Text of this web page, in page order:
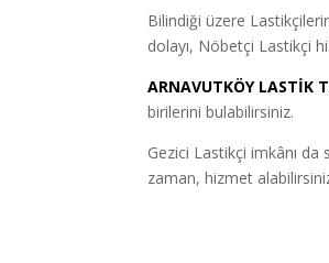
Bilindiği üzere
dolayı, Nöbetçi Lastikçi
ARNAVUTKÖY LASTİK
birilerini bulabilirsiniz.
Gezici Lastikçi imkânı da
zaman, hizmet